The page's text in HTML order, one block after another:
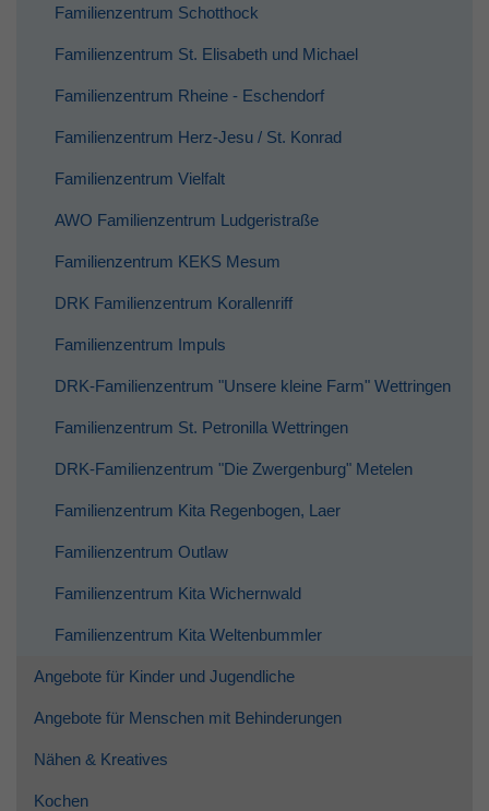
Familienzentrum Schotthock
Familienzentrum St. Elisabeth und Michael
Familienzentrum Rheine - Eschendorf
Familienzentrum Herz-Jesu / St. Konrad
Familienzentrum Vielfalt
AWO Familienzentrum Ludgeristraße
Familienzentrum KEKS Mesum
DRK Familienzentrum Korallenriff
Familienzentrum Impuls
DRK-Familienzentrum "Unsere kleine Farm" Wettringen
Familienzentrum St. Petronilla Wettringen
DRK-Familienzentrum "Die Zwergenburg" Metelen
Familienzentrum Kita Regenbogen, Laer
Familienzentrum Outlaw
Familienzentrum Kita Wichernwald
Familienzentrum Kita Weltenbummler
Angebote für Kinder und Jugendliche
Angebote für Menschen mit Behinderungen
Nähen & Kreatives
Kochen